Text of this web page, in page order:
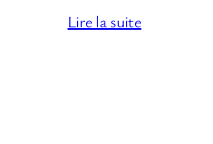
Lire la suite